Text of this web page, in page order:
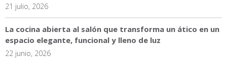
21 julio, 2026
La cocina abierta al salón que transforma un ático en un
espacio elegante, funcional y lleno de luz
22 junio, 2026